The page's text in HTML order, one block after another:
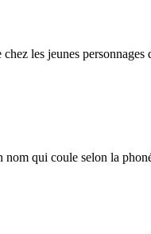
les jeunes
qui coule selon la